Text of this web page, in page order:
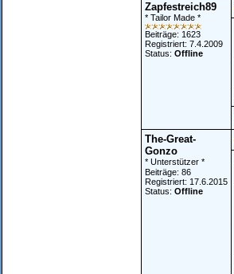
Zapfestreich89
* Tailor Made *
Beiträge: 1623
Registriert: 7.4.2009
Status: Offline
The-Great-
Gonzo
* Unterstützer *
Beiträge: 86
Registriert: 17.6.2015
Status: Offline